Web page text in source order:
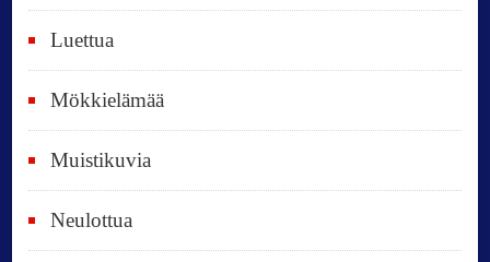
ä
t
Luettua
Mökkielämää
Muistikuvia
Neulottua